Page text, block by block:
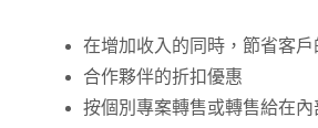
在增加收入的同時，節省客
合作夥伴的折扣優惠
按個別專案轉售或轉售給在